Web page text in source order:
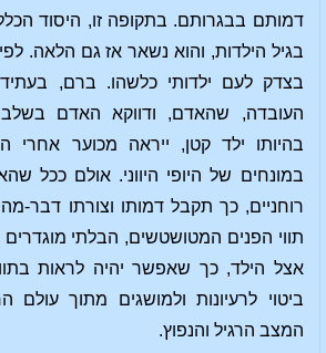
דמותם בבגרותם. בתקופה זו, היסוד
בגיל הילדות, והוא נשאר אז גם הלאה.
בצדק לעם ילדותי כלשהו. ברם, בעתיד
העובדה, שהאדם, ודווקא האדם
בהיותו ילד קטן, ייראה מכוער אחרי
במונחים של היופי היווני. אולם ככל
רוחניים, כך תקבל דמותו וצורתו דבר-
תווי הפנים המטושטשים, הבלתי
אצל הילד, כך שאפשר יהיה לראות
ביטוי לרעיונות ולמושגים מתוך עולם
המצב הרגיל והנפוץ.